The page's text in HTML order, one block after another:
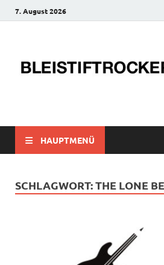
7. August 2026
HAUPTMENÜ
SCHLAGWORT:THE LONE